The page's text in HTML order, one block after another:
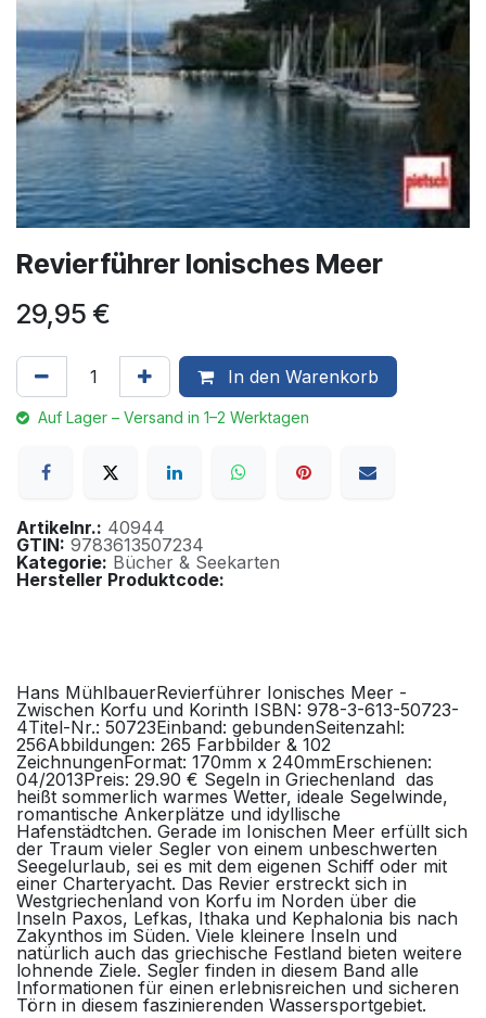
Revierführer Ionisches Meer
29,95 €
In den Warenkorb
Auf Lager – Versand in 1–2 Werktagen
Artikelnr.: 40944
GTIN: 9783613507234
Kategorie: Bücher & Seekarten
Hersteller Produktcode:
Hans MühlbauerRevierführer Ionisches Meer -
Zwischen Korfu und Korinth ISBN: 978-3-613-50723-
4Titel-Nr.: 50723Einband: gebundenSeitenzahl:
256Abbildungen: 265 Farbbilder & 102
ZeichnungenFormat: 170mm x 240mmErschienen:
04/2013Preis: 29.90 € Segeln in Griechenland  das
heißt sommerlich warmes Wetter, ideale Segelwinde,
romantische Ankerplätze und idyllische
Hafenstädtchen. Gerade im Ionischen Meer erfüllt sich
der Traum vieler Segler von einem unbeschwerten
Seegelurlaub, sei es mit dem eigenen Schiff oder mit
einer Charteryacht. Das Revier erstreckt sich in
Westgriechenland von Korfu im Norden über die
Inseln Paxos, Lefkas, Ithaka und Kephalonia bis nach
Zakynthos im Süden. Viele kleinere Inseln und
natürlich auch das griechische Festland bieten weitere
lohnende Ziele. Segler finden in diesem Band alle
Informationen für einen erlebnisreichen und sicheren
Törn in diesem faszinierenden Wassersportgebiet.